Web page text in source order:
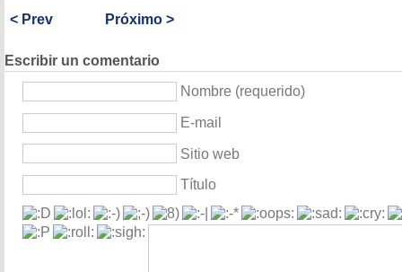
< Prev Próximo >
Escribir un comentario
Nombre (requerido)
E-mail
Sitio web
Título